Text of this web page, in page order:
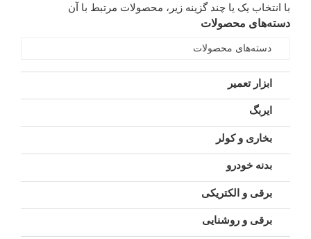
با انتخاب یک یا چند گزینه زیر، محصولات مرتبط با آن
دسته‌های محصولات
دسته‌های محصولات
ابزار تعمیر
ایربگ
بخاری و کولر
بدنه خودرو
برقی و الکتریکی
برقی و روشنایی